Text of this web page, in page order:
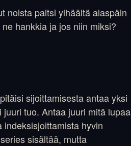
noista paitsi ylhäältä alaspäin
hankkia ja jos niin miksi?
sijoittamisesta antaa yksi
tuo. Antaa juuri mitä lupaa
hyvin
sisältää, mutta